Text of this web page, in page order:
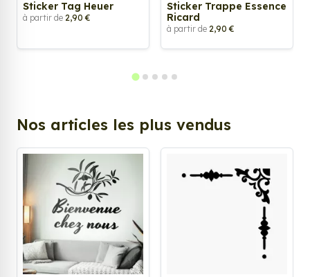
Sticker Tag Heuer
à partir de 2,90 €
Sticker Trappe Essence
Ricard
à partir de 2,90 €
Nos articles les plus vendus